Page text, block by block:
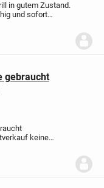
in gutem Zustand.
und sofort
gebraucht
keine